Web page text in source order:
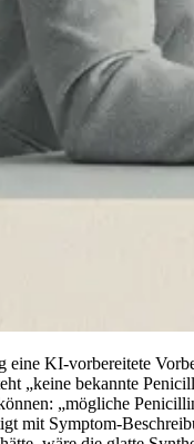
eine KI-vorbereitete
„keine bekannte
„mögliche
mit Symptom-